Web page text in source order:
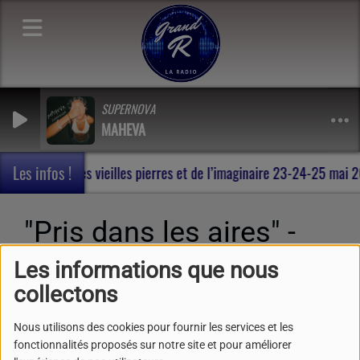
Les informations que nous
collectons
Nous utilisons des cookies pour fournir les services et les
fonctionnalités proposés sur notre site et pour améliorer
SUPERNOVA
MAHEVA
Les infos !
, au milieu des vieilles pierres et de l’imaginaire 23-24-25 mai
"Pris dans les aires" -
Emission du Samedi 16
Mai 2026